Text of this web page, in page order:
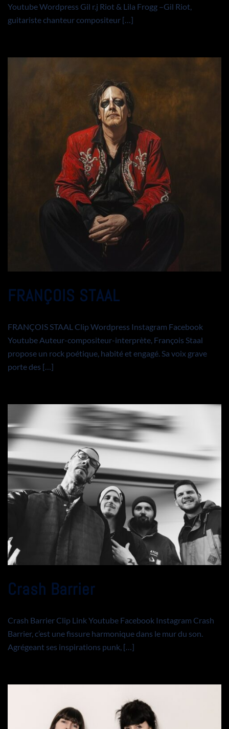
Youtube Wordpress Gil r.j Riot & Lila Frogg –Gil Riot,
guitariste chanteur compositeur […]
FRANÇOIS STAAL
FRANÇOIS STAAL Clip Wordpress Instagram Facebook
Youtube Auteur-compositeur-interprète, François Staal
propose un rock poétique, habité et engagé. Sa voix grave
porte des […]
Crash Barrier
Crash Barrier Clip Link Youtube Facebook Instagram Crash
Barrier, c’est une fissure harmonique dans le mur du son.
Agrégeant ses inspirations punk, […]